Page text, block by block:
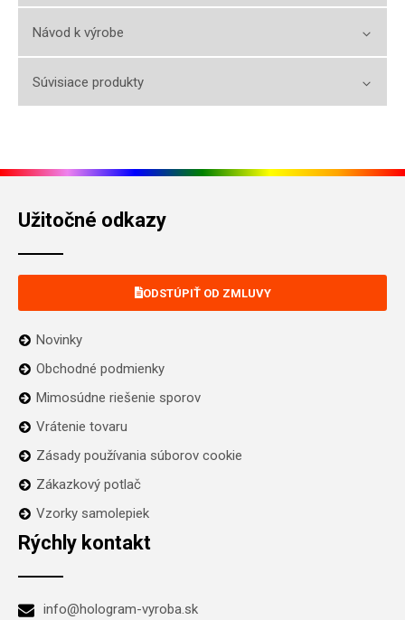
Návod k výrobe
Súvisiace produkty
Užitočné odkazy
ODSTÚPIŤ OD ZMLUVY
Novinky
Obchodné podmienky
Mimosúdne riešenie sporov
Vrátenie tovaru
Zásady používania súborov cookie
Zákazkový potlač
Vzorky samolepiek
Rýchly kontakt
info@hologram-vyroba.sk